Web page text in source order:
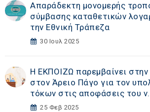
Απαράδεκτη μονομερής
σύμβασης καταθετικών
την Εθνική Τράπεζα
30 Ιουλ 2025
Η ΕΚΠΟΙΖΩ παρεμβαίνει στην
στον Άρειο Πάγο για τον
τόκων στις αποφάσεις του
25 Φεβ 2025